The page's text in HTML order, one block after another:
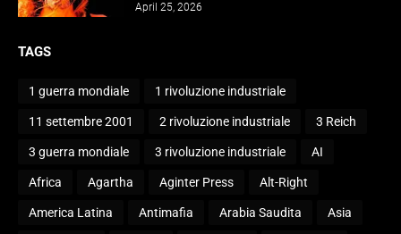
April 25, 2026
TAGS
1 guerra mondiale 1 rivoluzione industriale
11 settembre 2001 2 rivoluzione industriale 3 Reich
3 guerra mondiale 3 rivoluzione industriale AI
Africa Agartha Aginter Press Alt-Right
America Latina Antimafia Arabia Saudita Asia